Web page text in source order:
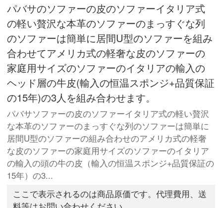
パバサのソファーの皮のソファーイタリア式
の軽い贅沢な本革のソファーのまっすぐな列
のソファーは簡単に居間U型のソファーを組み
合わせてアメリカ式の軽奢な皮のソファーの
家庭用サイズのソファーのイタリアの輸入の
ヘッド層の牛皮(輸入の恒温スポンジ+品質保証
の15年)の3人を組み合わせます。
パバサソファーの皮のソファーイタリア式の軽い贅沢
な本革のソファーのまっすぐな列のソファーは簡単に
居間U型のソファーの組み合わせのアメリカ式の軽奢
な皮のソファーの家庭用サイズのソファーのイタリア
の輸入の頭の牛の皮（輸入の恒温スポンジ+品質保証の
15年）の3...
ここで表示されるのは商品原価です。代理費用、送